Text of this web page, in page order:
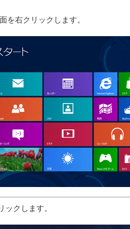
を右クリックします。
ックします。